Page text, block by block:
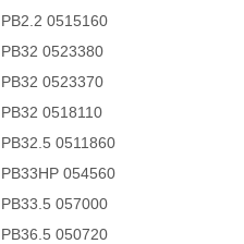
PB2.2 0515160
PB32 0523380
PB32 0523370
PB32 0518110
PB32.5 0511860
PB33HP 054560
PB33.5 057000
PB36.5 050720